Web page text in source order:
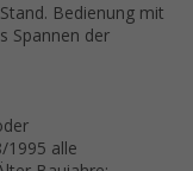
Bedienung mit
Spannen der
1995 alle